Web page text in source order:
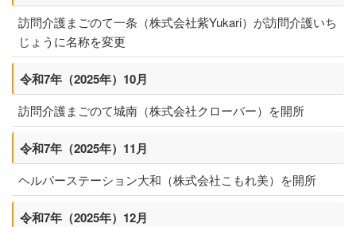
訪問介護まごのて一条（株式会社紫Yukari）が訪問介護いち
じょうに名称を変更
令和7年（2025年）10月
訪問介護まごのて城南（株式会社クローバー）を開所
令和7年（2025年）11月
ヘルパーステーション大和（株式会社こもれ美）を開所
令和7年（2025年）12月